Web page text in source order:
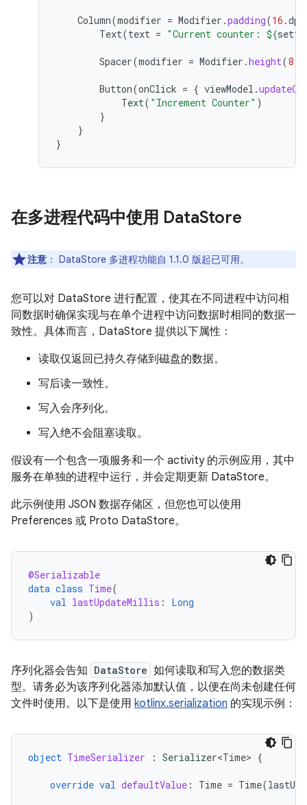
Column(modifier = Modifier .padding(16.dp
Text(text = "Current counter: ${
Spacer(modifier = Modifier .height(8.
Button(onClick = { viewModel .
Text( "Increment Counter" )
}
}
}
在多进程代码中使用 DataStore
注意 ： DataStore 多进程功能自 1.1.0 版起已可用。
您可以对 DataStore 进行配置，使其在不同进程中访问相
同数据时确保实现与在单个进程中访问数据时相同的数据一
致性。具体而言，DataStore 提供以下属性：
读取仅返回已持久存储到磁盘的数据。
写后读一致性。
写入会序列化。
写入绝不会阻塞读取。
假设有一个包含一项服务和一个 activity 的示例应用，其中
服务在单独的进程中运行，并会定期更新 DataStore。
此示例使用 JSON 数据存储区，但您也可以使用
Preferences 或 Proto DataStore。
@Serializable
data class Time(
val lastUpdateMillis :
Long
)
序列化器会告知 DataStore 如何读取和写入您的数据类
型。请务必为该序列化器添加默认值，以便在尚未创建任何
文件时使用。以下是使用 kotlinx.serialization 的实现示例：
object TimeSerializer : Serializer<Time> {
override val defaultValue : Time = Time(